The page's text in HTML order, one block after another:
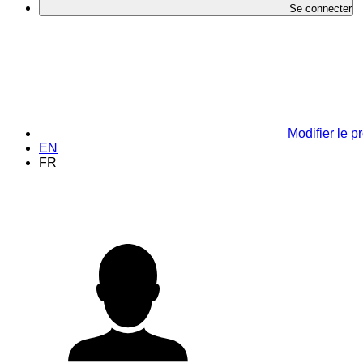
Se connecter
Modifier le
EN
FR